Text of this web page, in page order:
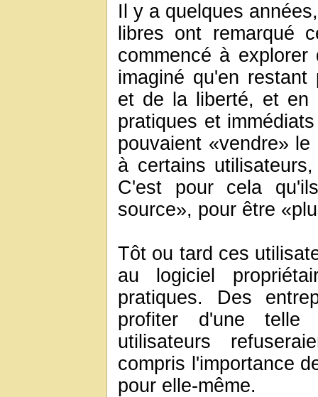
Il y a quelques
libres ont remarqué
commencé à
imaginé qu'en
et de la liberté, et en
pratiques et
pouvaient «vendre»
à certains
C'est pour cela
source», pour être
Tôt ou tard ces
au logiciel
pratiques. Des
profiter d'une telle
utilisateurs
compris l'importance
pour elle-même.